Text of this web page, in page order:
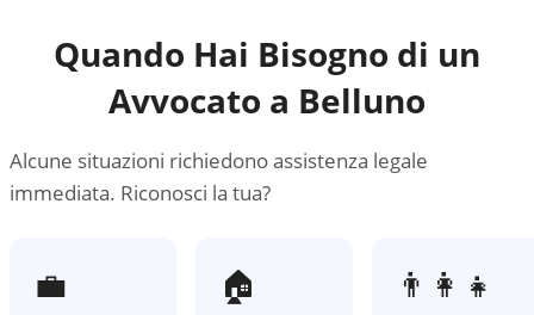
Quando Hai Bisogno di un
Avvocato a Belluno
Alcune situazioni richiedono assistenza legale
immediata. Riconosci la tua?
💼 🏠 👨‍👩‍👧